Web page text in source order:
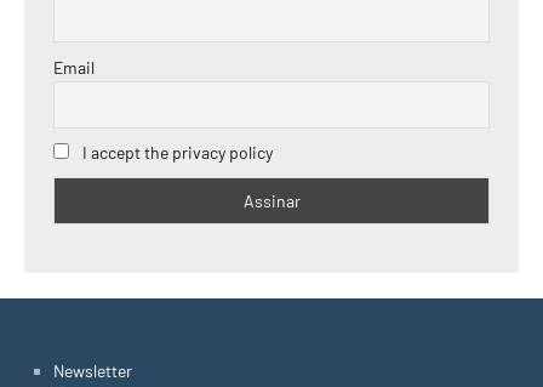
Email
I accept the privacy policy
Newsletter